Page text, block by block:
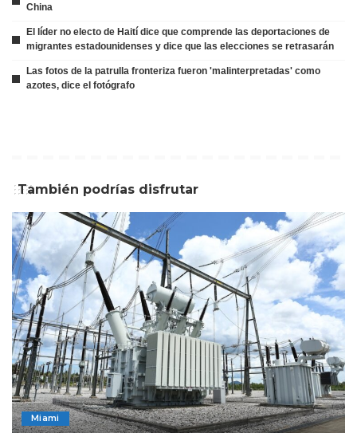
China
El líder no electo de Haití dice que comprende las deportaciones de
migrantes estadounidenses y dice que las elecciones se retrasarán
Las fotos de la patrulla fronteriza fueron 'malinterpretadas' como
azotes, dice el fotógrafo
También podrías disfrutar
Miami